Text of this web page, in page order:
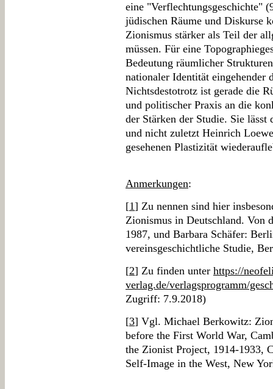
eine "Verflechtungsgeschichte"
jüdischen Räume und Diskurse
Zionismus stärker als Teil der
müssen. Für eine
Bedeutung räumlicher
nationaler Identität eingehender
Nichtsdestotrotz ist gerade die
und politischer Praxis an die
der Stärken der Studie. Sie
und nicht zuletzt Heinrich
gesehenen Plastizität
Anmerkungen:
[1] Zu nennen sind hier
Zionismus in Deutschland. Von
1987, und Barbara Schäfer:
vereinsgeschichtliche Studie,
[2] Zu finden unter https://
verlag.de/verlagsprogramm/
Zugriff: 7.9.2018)
[3] Vgl. Michael Berkowitz:
before the First World War,
the Zionist Project, 1914-1933,
Self-Image in the West, New